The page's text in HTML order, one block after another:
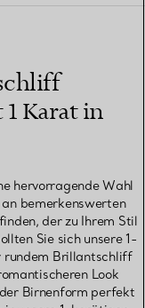
Karat in
hervorragende Wahl
bemerkenswerten
der zu Ihrem Stil
Sie sich unsere 1-
rundem Brillantschliff
Look
Birnenform perfekt